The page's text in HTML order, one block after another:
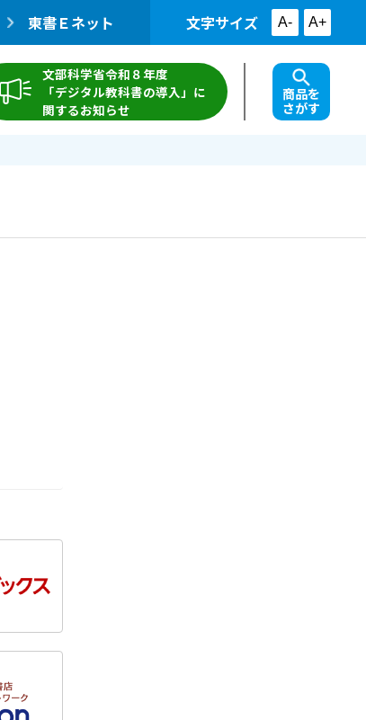
東書Ｅネット 文字サイズ A- A+
文部科学省令和８年度
「デジタル教科書の導入」に
関するお知らせ
商品を
さがす